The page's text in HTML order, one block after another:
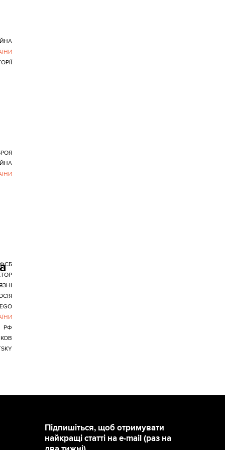
ФСБ
РФ
Підпишіться, щоб отримувати
найкращі статті на e-mail (раз на